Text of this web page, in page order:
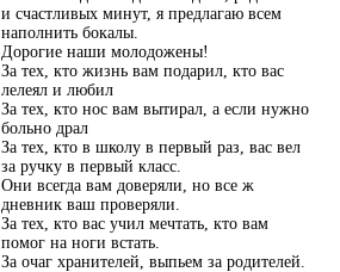
и счастливых минут, я предлагаю всем
наполнить бокалы.
Дорогие наши молодожены!
За тех, кто жизнь вам подарил, кто вас
лелеял и любил
За тех, кто нос вам вытирал, а если нужно
больно драл
За тех, кто в школу в первый раз, вас вел
за ручку в первый класс.
Они всегда вам доверяли, но все ж
дневник ваш проверяли.
За тех, кто вас учил мечтать, кто вам
помог на ноги встать.
За очаг хранителей, выпьем за родителей.